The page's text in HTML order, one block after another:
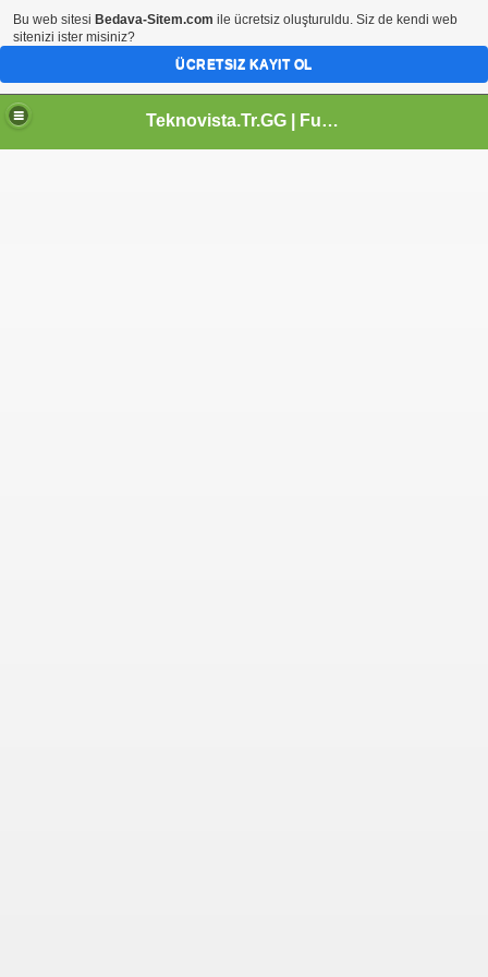
Teknovista.Tr.GG | Full Programlar | Full Oyunlar | Teknoloji Portalı | Eglence Portali
Bu web sitesi Bedava-Sitem.com ile ücretsiz oluşturuldu. Siz de kendi web
sitenizi ister misiniz?
ÜCRETSIZ KAYIT OL